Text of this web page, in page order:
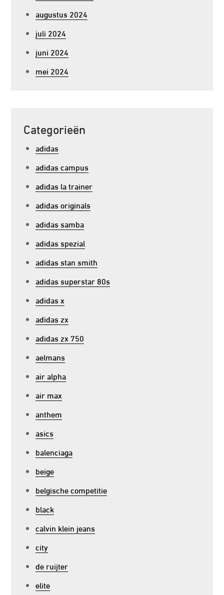
augustus 2024
juli 2024
juni 2024
mei 2024
Categorieën
adidas
adidas campus
adidas la trainer
adidas originals
adidas samba
adidas spezial
adidas stan smith
adidas superstar 80s
adidas x
adidas zx
adidas zx 750
aelmans
air alpha
air max
anthem
asics
balenciaga
beige
belgische competitie
black
calvin klein jeans
city
de ruijter
elite